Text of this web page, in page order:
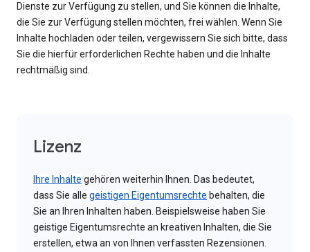
Dienste zur Verfügung zu stellen, und Sie können die Inhalte,
die Sie zur Verfügung stellen möchten, frei wählen. Wenn Sie
Inhalte hochladen oder teilen, vergewissern Sie sich bitte, dass
Sie die hierfür erforderlichen Rechte haben und die Inhalte
rechtmäßig sind.
Lizenz
Ihre Inhalte gehören weiterhin Ihnen. Das bedeutet,
dass Sie alle geistigen Eigentumsrechte behalten, die
Sie an Ihren Inhalten haben. Beispielsweise haben Sie
geistige Eigentumsrechte an kreativen Inhalten, die Sie
erstellen, etwa an von Ihnen verfassten Rezensionen.